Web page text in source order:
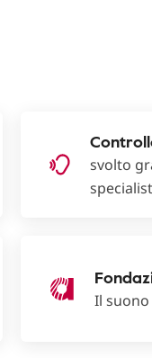
svolto
Il